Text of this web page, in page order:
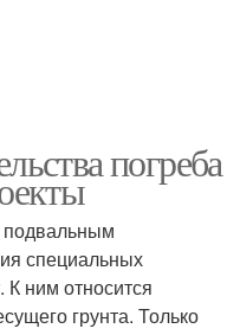
погреба
подвальным
специальных
ним относится
грунта. Только